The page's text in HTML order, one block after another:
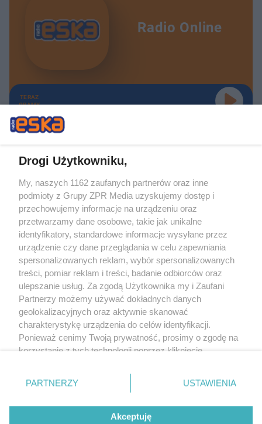
Radio Online
TERAZ
GRAMY
Żaden utwór zamieszczony w serwisie nie może być powielany i
rozpowszechniany lub dalej rozpowszechniany w jakikolwiek sposób (w
tym także elektroniczny lub mechaniczny) na jakimkolwiek polu
eksploatacji w jakiejkolwiek formie, włącznie z umieszczaniem w Internecie
bez pisemnej zgody właściciela praw. Jakiekolwiek użycie lub
wykorzystanie utworów w całości lub w części z naruszeniem prawa, tzn.
bez właściwej zgody, jest zabronione pod groźbą kary i może być ścigane
prawnie.
O nas
Drogi Użytkowniku,
My, naszych 1162 zaufanych partnerów oraz inne
podmioty z Grupy ZPR Media uzyskujemy dostęp i
przechowujemy informacje na urządzeniu oraz
przetwarzamy dane osobowe, takie jak unikalne
identyfikatory, standardowe informacje wysyłane przez
urządzenie czy dane przeglądania w celu zapewniania
spersonalizowanych reklam, wybór spersonalizowanych
treści, pomiar reklam i treści, badanie odbiorców oraz
ulepszanie usług. Za zgodą Użytkownika my i Zaufani
Partnerzy możemy używać dokładnych danych
geolokalizacyjnych oraz aktywnie skanować
charakterystykę urządzenia do celów identyfikacji.
Ponieważ cenimy Twoją prywatność, prosimy o zgodę na
korzystanie z tych technologii poprzez kliknięcie
zmienić/wycofać klikając przycisk ustawień prywatności
znajdujący się w lewym dolnym rogu strony
rodzaje przetwarzania danych nie wymagają zgody
użytkownika, ale masz prawo sprzeciwić się takiemu
PARTNERZY USTAWIENIA
Akceptuję